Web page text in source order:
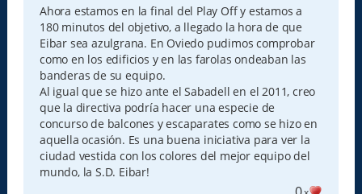
s
a
j
e
Ahora estamos en la final del Play Off y estamos a
180 minutos del objetivo, a llegado la hora de que
Eibar sea azulgrana. En Oviedo pudimos comprobar
como en los edificios y en las farolas ondeaban las
banderas de su equipo.
Al igual que se hizo ante el Sabadell en el 2011, creo
que la directiva podría hacer una especie de
concurso de balcones y escaparates como se hizo en
aquella ocasión. Es una buena iniciativa para ver la
ciudad vestida con los colores del mejor equipo del
mundo, la S.D. Eibar!